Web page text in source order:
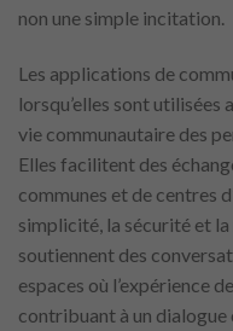
non une simple incitation.
Les applications de
lorsqu’elles sont utilisées
vie communautaire des
Elles facilitent des
communes et de centres
simplicité, la sécurité et
soutiennent des
espaces où l’expérience
contribuant à un